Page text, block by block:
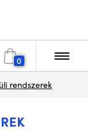
0
rendszerek